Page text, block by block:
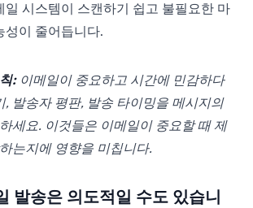
일 시스템이 스캔하기 쉽고 불필요한 마
성이 줄어듭니다.
:이메일이 중요하고 시간에 민감하다
, 발송자 평판, 발송 타이밍을 메시지의
세요. 이것들은 이메일이 중요할 때 제
는지에 영향을 미칩니다.
발송은 의도적일 수도 있습니